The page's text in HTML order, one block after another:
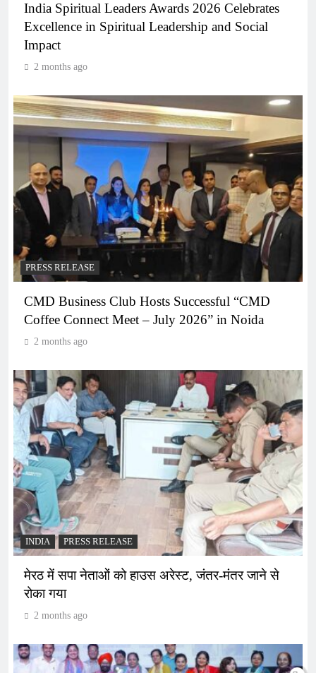
India Spiritual Leaders Awards 2026 Celebrates
Excellence in Spiritual Leadership and Social
Impact
2 months ago
PRESS RELEASE
CMD Business Club Hosts Successful “CMD
Coffee Connect Meet – July 2026” in Noida
2 months ago
INDIA PRESS RELEASE
मेरठ में सपा नेताओं को हाउस अरेस्ट, जंतर-मंतर जाने से
रोका गया
2 months ago